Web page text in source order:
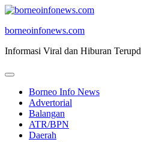
Skip
content
borneoinfonews.com
Informasi Viral dan Hiburan
Borneo Info News
Advertorial
Balangan
ATR/BPN
Daerah